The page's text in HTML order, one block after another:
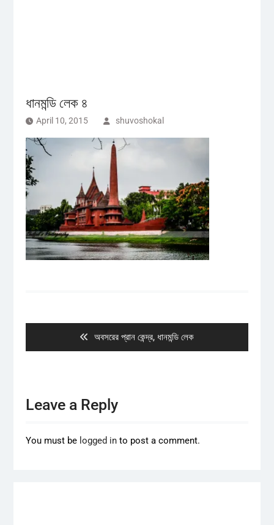
ধানমন্ডি লেক ৪
April 10, 2015 shuvoshokal
Previous
post:
অবসরের প্রান কেন্দ্র, ধানমন্ডি লেক
Leave a Reply
You must be logged into post a comment.